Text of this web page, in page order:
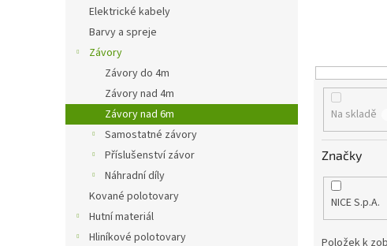
Elektrické kabely
Barvy a spreje
Závory
Závory do 4m
Závory nad 4m
Závory nad 6m
Samostatné závory
Příslušenství závor
Náhradní díly
Kované polotovary
Hutní materiál
Hliníkové polotovary
u
Na skladě
Značky
NICE S.p.A.
Položek k